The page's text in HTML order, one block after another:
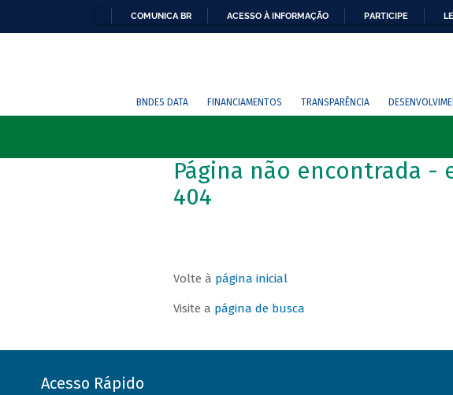
COMUNICA BR ACESSO À INFORMAÇÃO PARTICIPE
BNDES DATA FINANCIAMENTOS TRANSPARÊNCIA
Página não encontrada -
404
Volte à página inicial
Visite a página de busca
Acesso Rápido